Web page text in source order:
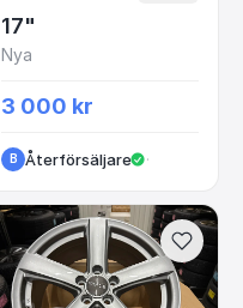
17"
Nya
3 000 kr
B Återförsäljare ·